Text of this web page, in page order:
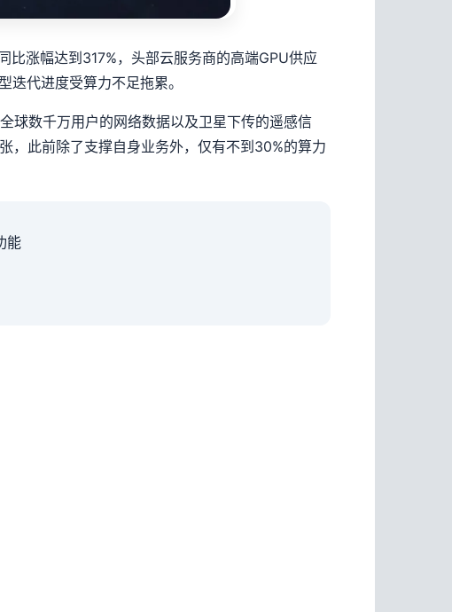
涨幅达到317%，头部云服务商的高端GPU供应
代进度受算力不足拖累。
球数千万用户的网络数据以及卫星下传的遥感信
，此前除了支撑自身业务外，仅有不到30%的算力
能